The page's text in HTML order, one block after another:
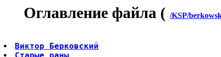
Оглавление файла ( /KSP/
Виктор Берковский